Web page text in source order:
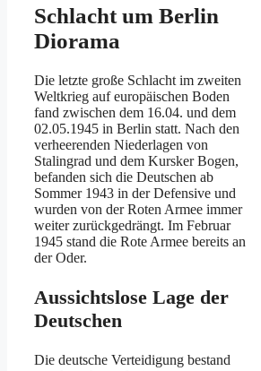
Schlacht um Berlin
Diorama
Die letzte große Schlacht im zweiten
Weltkrieg auf europäischen Boden
fand zwischen dem 16.04. und dem
02.05.1945 in Berlin statt. Nach den
verheerenden Niederlagen von
Stalingrad und dem Kursker Bogen,
befanden sich die Deutschen ab
Sommer 1943 in der Defensive und
wurden von der Roten Armee immer
weiter zurückgedrängt. Im Februar
1945 stand die Rote Armee bereits an
der Oder.
Aussichtslose Lage der
Deutschen
Die deutsche Verteidigung bestand